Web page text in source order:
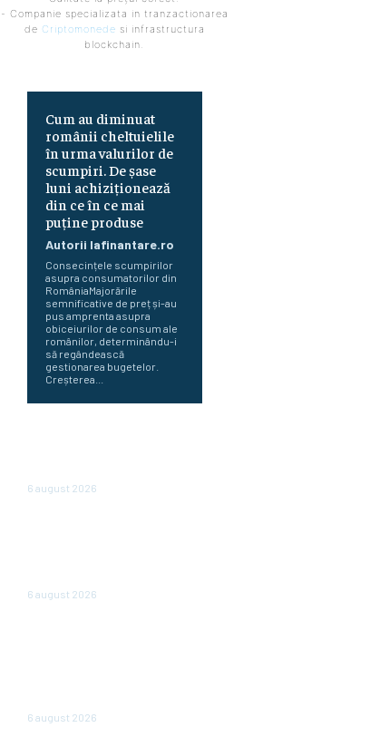
- Companie specializata in tranzactionarea
de Criptomonede si infrastructura
blockchain.
Cum au diminuat
românii cheltuielile
în urma valurilor de
scumpiri. De șase
luni achiziționează
din ce în ce mai
puține produse
Autorii Iafinantare.ro
Consecințele scumpirilor
asupra consumatorilor din
RomâniaMajorările
semnificative de preț și-au
pus amprenta asupra
obiceiurilor de consum ale
românilor, determinându-i
să regândească
gestionarea bugetelor.
Creșterea...
6 august 2026
6 august 2026
6 august 2026